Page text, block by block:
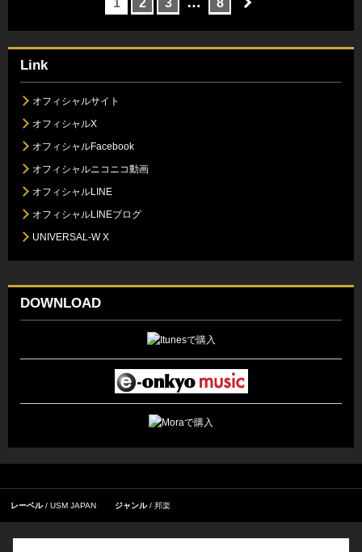
1 2 3 8
Link
オフィシャルサイト
オフィシャルX
オフィシャルFacebook
オフィシャルニコニコ動画
オフィシャルLINE
オフィシャルLINEブログ
UNIVERSAL-W X
DOWNLOAD
レーベル USM JAPAN ジャンル 邦楽